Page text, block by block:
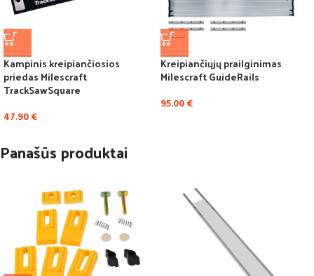
Kampinis kreipiančiosios
priedas Milescraft
TrackSawSquare
47.90€
Kreipiančiųjų prailginimas
Milescraft GuideRails
95.00€
Panašūs produktai